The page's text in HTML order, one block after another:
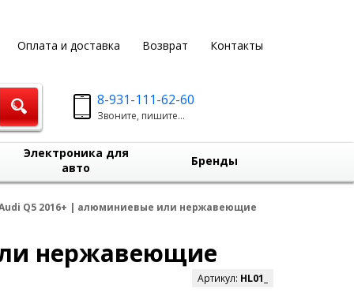
Оплата и доставка Возврат Контакты
8-931-111-62-60
Звоните, пишите...
Электроника для
авто
Бренды
Q5 2016+ | алюминиевые или нержавеющие
нержавеющие
Артикул: HL01_